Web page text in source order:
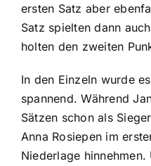
ersten Satz aber
Satz spielten dann
holten den zweiten
In den Einzeln wurde
spannend. Während
Sätzen schon als
Anna Rosiepen im
Niederlage